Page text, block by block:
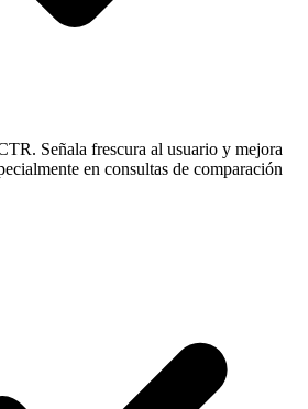
Señala frescura al usuario y mejora
en consultas de comparación